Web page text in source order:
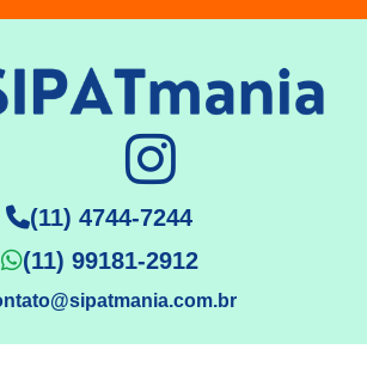
(11) 4744-7244
(11) 99181-2912